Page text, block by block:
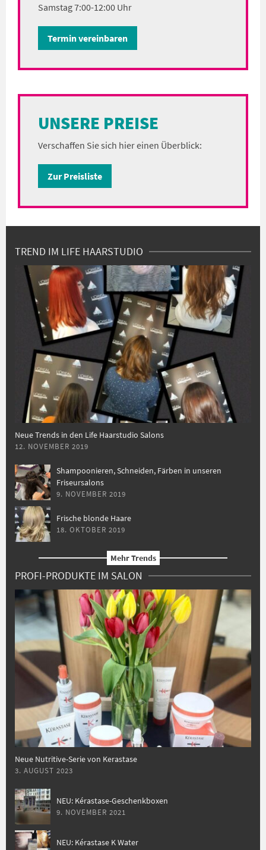
Samstag 7:00-12:00 Uhr
Termin vereinbaren
UNSERE PREISE
Verschaffen Sie sich hier einen Überblick:
Zur Preisliste
TREND IM LIFE HAARSTUDIO
Neue Trends in den Life Haarstudio Salons
12. NOVEMBER 2019
Shampoonieren, Schneiden, Färben in unseren
Friseursalons
9. NOVEMBER 2019
Frische blonde Haare
18. OKTOBER 2019
Mehr Trends
PROFI-PRODUKTE IM SALON
Neue Nutritive-Serie von Kerastase
3. AUGUST 2023
NEU: Kérastase-Geschenkboxen
9. NOVEMBER 2021
NEU: Kérastase K Water